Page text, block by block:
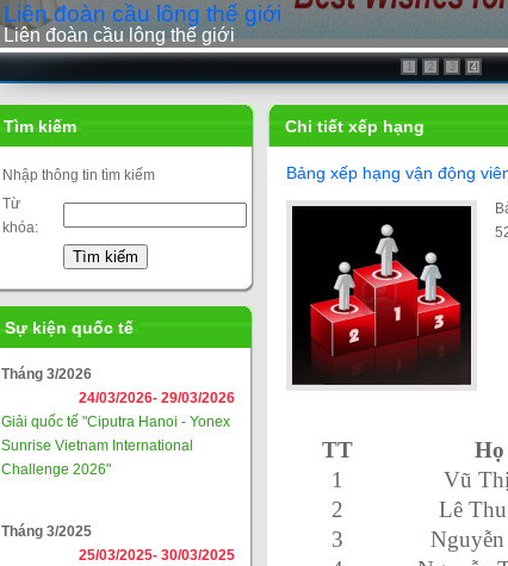
Liên đoàn cầu lông thế giới
Liên đoàn cầu lông thế giới
1 2 3 4
Tìm kiếm
Nhập thông tin tìm kiếm
Từ
khóa:
Sự kiện quốc tế
Tháng 3/2026
24/03/2026- 29/03/2026
Giải quốc tế "Ciputra Hanoi - Yonex
Sunrise Vietnam International
Challenge 2026"
Tháng 3/2025
25/03/2025- 30/03/2025
Chi tiết xếp hạng
Bảng xếp hạng vận động
TT Họ
1
Vũ
2 Lê
3